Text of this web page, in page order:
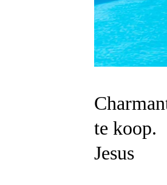
te koop.
Jesus